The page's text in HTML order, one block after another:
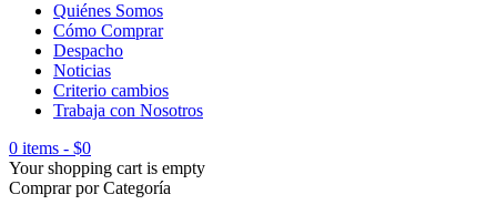
Quiénes Somos
Cómo Comprar
Despacho
Noticias
Criterio cambios
Trabaja con Nosotros
0 items - $0
Your shopping cart is empty
Comprar por Categoría